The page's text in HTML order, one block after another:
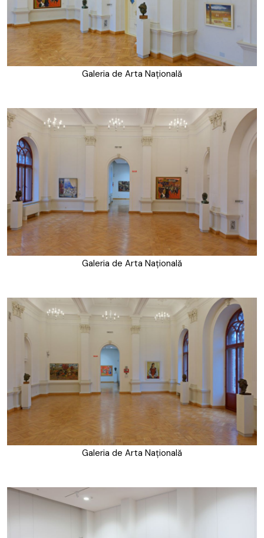
Galeria de Arta Națională
Galeria de Arta Națională
Galeria de Arta Națională